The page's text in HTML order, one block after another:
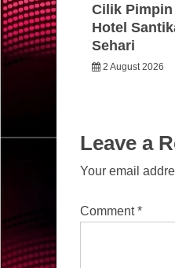
Cilik
Hotel
Sehari
2 August 2026
Leave a
Your email
Comment*